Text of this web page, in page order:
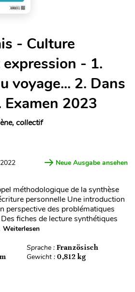
- Culture
- 1.
voyage... 2. Dans
Examen 2023
collectif
Neue Ausgabe ansehen
méthodologique de la synthèse
personnelle Une introduction
perspective des problématiques
fiches de lecture synthétiques
Weiterlesen
Sprache : Französisch
Gewicht : 0,812 kg